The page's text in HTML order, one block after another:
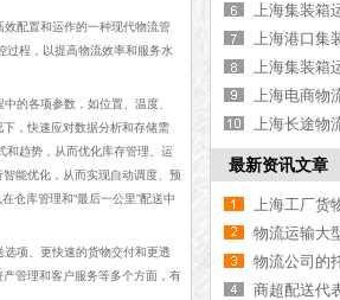
配置和运作的一种现代物流管
过程，以提高物流效率和服务水
的各项参数，如位置、温度、
，快速应对数据分析和存储需
和趋势，从而优化库存管理、运
能优化，从而实现自动调度、预
仓库管理和“最后一公里”配送中
项、更快速的货物交付和更透
管理和客户服务等多个方面，有
海集装箱运
上海集装箱
箱运输价格
上海港口集
费标准2026
上海集装箱
箱运输价格
上海电商物
商物流价格
上海长途物
途物流价格
最新资讯文章
上海工厂货
惠报价指南
物流运输大
大型物件收
物流公司的
适合您的托
商超配送代